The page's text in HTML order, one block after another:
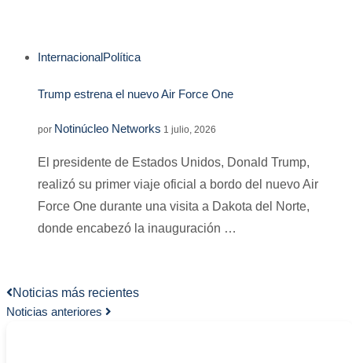
InternacionalPolítica
Trump estrena el nuevo Air Force One
por Notinúcleo Networks 1 julio, 2026
El presidente de Estados Unidos, Donald Trump,
realizó su primer viaje oficial a bordo del nuevo Air
Force One durante una visita a Dakota del Norte,
donde encabezó la inauguración …
Noticias más recientes
Noticias anteriores